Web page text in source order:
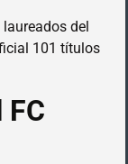
del
101 títulos